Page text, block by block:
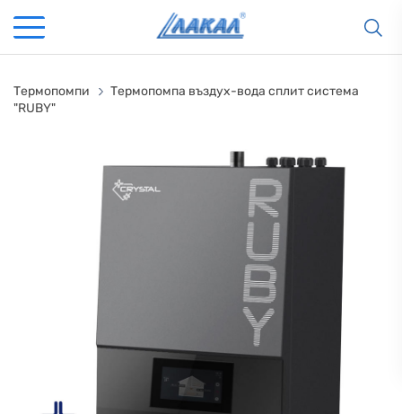
KАМИНИ
НА
Термопомпи
Термопомпа въздух-вода сплит система
"RUBY"